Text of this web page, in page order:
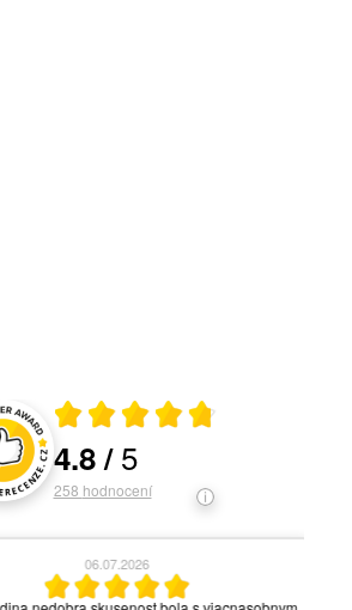
Hodnocení a recenze zákazníků
Průměrné hodnocení 4.8 z 5
4.8/5
258 hodnocení
06.07.2026